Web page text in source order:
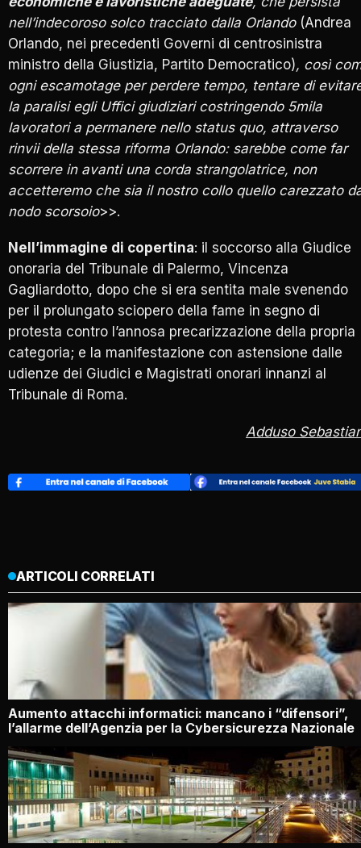
nell’indecoroso solco tracciato dalla Orlando (Andrea
Orlando, nei precedenti Governi di centrosinistra
ministro della Giustizia, Partito Democratico), così
ogni escamotage per perdere tempo, tentare di
la paralisi egli Uffici giudiziari costringendo 5mila
lavoratori a permanere nello status quo, attraverso
rinvii della stessa riforma Orlando: sarebbe come far
scorrere in avanti una corda strangolatrice, non
accetteremo che sia il nostro collo quello carezzato
nodo scorsoio>>.
Nell’immagine di copertina: il soccorso alla Giudice
onoraria del Tribunale di Palermo, Vincenza
Gagliardotto, dopo che si era sentita male svenendo
per il prolungato sciopero della fame in segno di
protesta contro l’annosa precarizzazione della propria
categoria; e la manifestazione con astensione dalle
udienze dei Giudici e Magistrati onorari innanzi al
Tribunale di Roma.
Adduso
ARTICOLI CORRELATI
Aumento attacchi informatici: mancano i “difensori”,
l’allarme dell’Agenzia per la Cybersicurezza Nazionale